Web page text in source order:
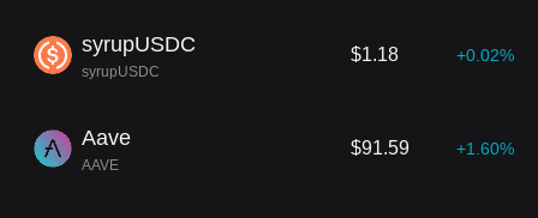
syrupUSDC
syrupUSDC
$1.18 +0.02%
Aave
AAVE
$91.59 +1.60%